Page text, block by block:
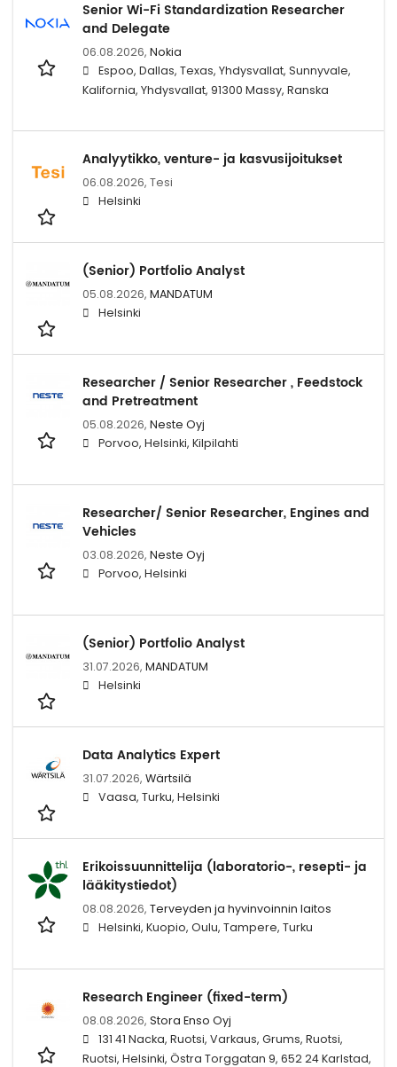
Senior Wi-Fi Standardization Researcher
and Delegate
06.08.2026, Nokia
Espoo, Dallas, Texas, Yhdysvallat, Sunnyvale,
Kalifornia, Yhdysvallat, 91300 Massy, Ranska
Analyytikko, venture- ja kasvusijoitukset
06.08.2026, Tesi
Helsinki
(Senior) Portfolio Analyst
05.08.2026, MANDATUM
Helsinki
Researcher / Senior Researcher , Feedstock
and Pretreatment
05.08.2026, Neste Oyj
Porvoo, Helsinki, Kilpilahti
Researcher/ Senior Researcher, Engines and
Vehicles
03.08.2026, Neste Oyj
Porvoo, Helsinki
(Senior) Portfolio Analyst
31.07.2026, MANDATUM
Helsinki
Data Analytics Expert
31.07.2026, Wärtsilä
Vaasa, Turku, Helsinki
Erikoissuunnittelija (laboratorio-, resepti- ja
lääkitystiedot)
08.08.2026, Terveyden ja hyvinvoinnin laitos
Helsinki, Kuopio, Oulu, Tampere, Turku
Research Engineer (fixed-term)
08.08.2026, Stora Enso Oyj
131 41 Nacka, Ruotsi, Varkaus, Grums, Ruotsi,
Ruotsi, Helsinki, Östra Torggatan 9, 652 24 Karlstad,